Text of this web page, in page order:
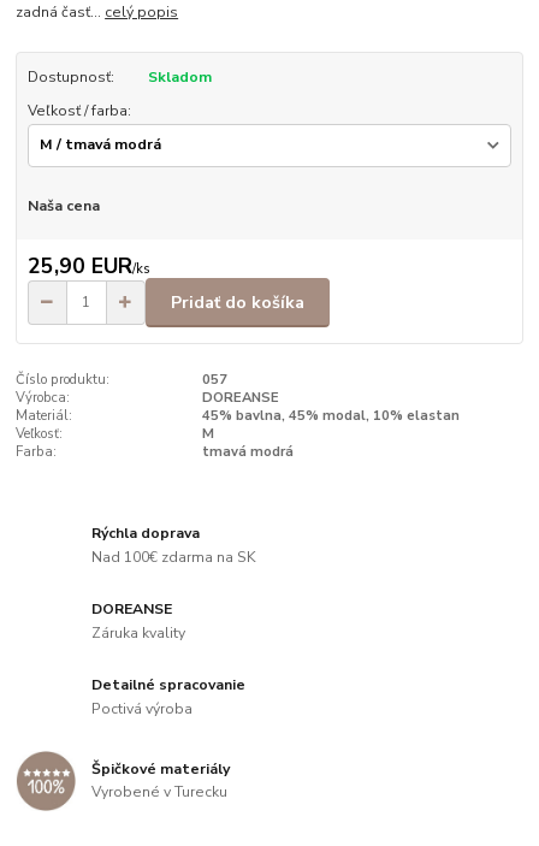
zadná časť... celý popis
Dostupnosť:
Skladom
Veľkosť / farba:
Naša cena
25,90 EUR/ks
Pridať do košíka
Číslo produktu:
057
Výrobca:
DOREANSE
Materiál:
45% bavlna, 45% modal, 10% elastan
Veľkosť:
M
Farba:
tmavá modrá
Rýchla doprava
Nad 100€ zdarma na SK
DOREANSE
Záruka kvality
Detailné spracovanie
Poctivá výroba
Špičkové materiály
Vyrobené v Turecku